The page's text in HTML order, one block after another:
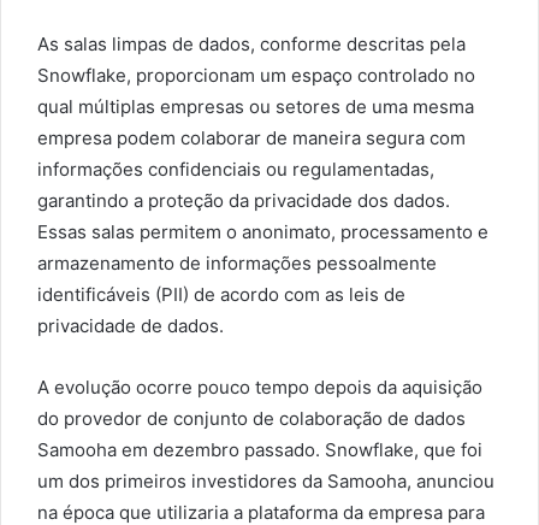
As salas limpas de dados, conforme descritas pela
Snowflake, proporcionam um espaço controlado no
qual múltiplas empresas ou setores de uma mesma
empresa podem colaborar de maneira segura com
informações confidenciais ou regulamentadas,
garantindo a proteção da privacidade dos dados.
Essas salas permitem o anonimato, processamento e
armazenamento de informações pessoalmente
identificáveis (PII) de acordo com as leis de
privacidade de dados.
A evolução ocorre pouco tempo depois da aquisição
do provedor de conjunto de colaboração de dados
Samooha em dezembro passado. Snowflake, que foi
um dos primeiros investidores da Samooha, anunciou
na época que utilizaria a plataforma da empresa para